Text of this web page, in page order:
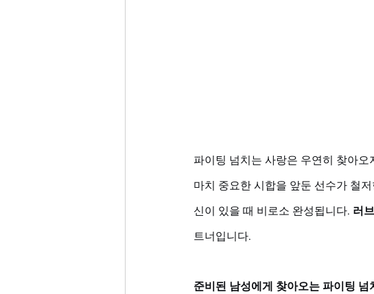
파이팅 넘치는 사랑은 우연히 찾아
마치 중요한 시합을 앞둔 선수가 철
신이 있을 때 비로소 완성됩니다. 러
트너입니다.
준비된 남성에게 찾아오는 파이팅 넘